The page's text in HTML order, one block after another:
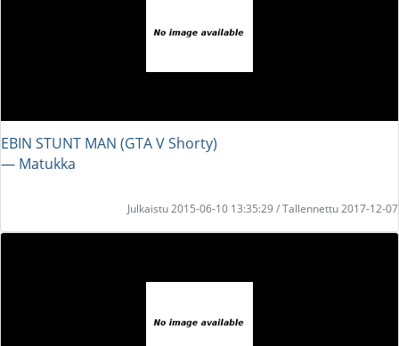
EBIN STUNT MAN (GTA V Shorty)
― Matukka
Julkaistu 2015-06-10 13:35:29 / Tallennettu 2017-12-07